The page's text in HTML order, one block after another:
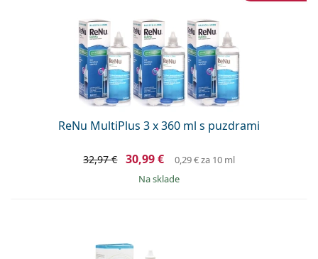
ReNu MultiPlus 3 x 360 ml s puzdrami
32,97 € 30,99 € 0,29 €za 10 ml
na sklade